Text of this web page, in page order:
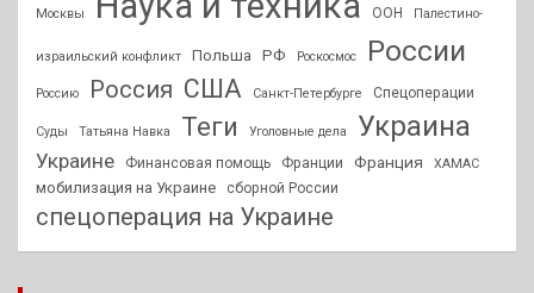
Москвы ООН Палестино-
израильский конфликт Польша РФ Роскосмос России
Россию Россия США Санкт-Петербурге Спецоперации
Суды Татьяна Навка Теги Уголовные дела Украина
Украине Финансовая помощь Франции Франция ХАМАС
мобилизация на Украине сборной России
спецоперация на Украине